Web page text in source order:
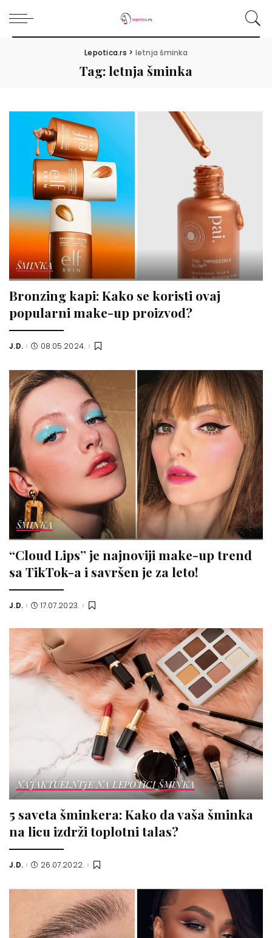
Lepotica.rs > letnja šminka
Tag:letnja šminka
ŠMINKA
Bronzing kapi: Kako se koristi ovaj
popularni make-up proizvod?
Posted
J.D. 08.05.2024.
ŠMINKA
“Cloud Lips” je najnoviji make-up trend
sa TikTok-a i savršen je za leto!
Posted
J.D. 17.07.2023.
NAJAKTUELNIJE NA LEPOTICI ŠMINKA
5 saveta šminkera: Kako da vaša šminka
na licu izdrži toplotni talas?
Posted
J.D. 26.07.2022.